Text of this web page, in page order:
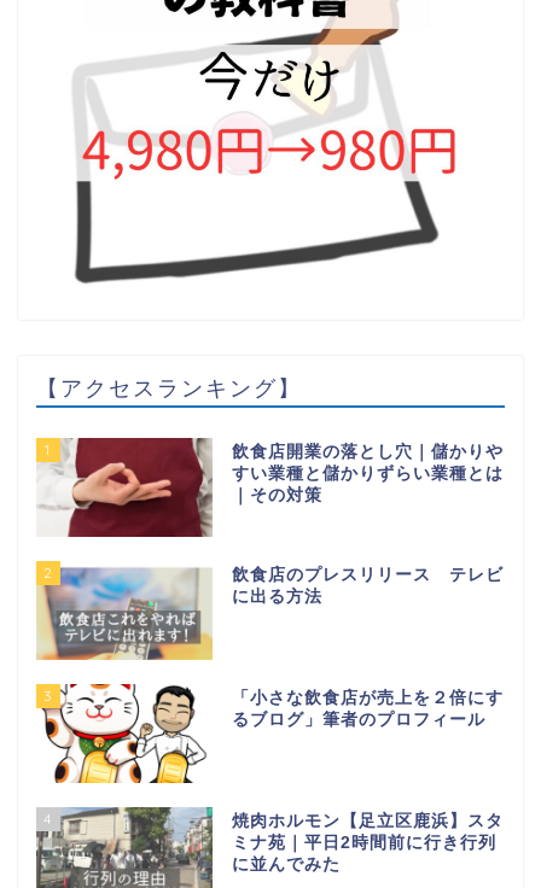
【アクセスランキング】
1
飲食店開業の落とし穴｜儲かりや
すい業種と儲かりずらい業種とは
｜その対策
2
飲食店のプレスリリース テレビ
に出る方法
3
「小さな飲食店が売上を２倍にす
るブログ」筆者のプロフィール
4
焼肉ホルモン【足立区鹿浜】スタ
ミナ苑｜平日2時間前に行き行列
に並んでみた